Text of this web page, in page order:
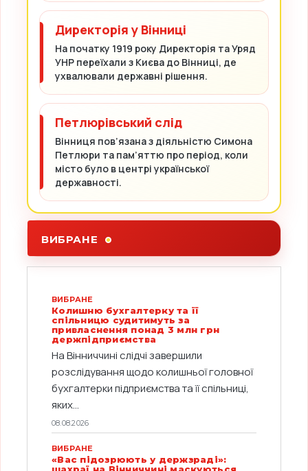
Директорія у Вінниці
На початку 1919 року Директорія та Уряд
УНР переїхали з Києва до Вінниці, де
ухвалювали державні рішення.
Петлюрівський слід
Вінниця пов’язана з діяльністю Симона
Петлюри та пам’яттю про період, коли
місто було в центрі української
державності.
ВИБРАНЕ
ВИБРАНЕ
Колишню бухгалтерку та її
спільницю судитимуть за
привласнення понад 3 млн грн
держпідприємства
На Вінниччині слідчі завершили
розслідування щодо колишньої головної
бухгалтерки підприємства та її спільниці,
яких...
08.08.2026
ВИБРАНЕ
«Вас підозрюють у держзраді»: